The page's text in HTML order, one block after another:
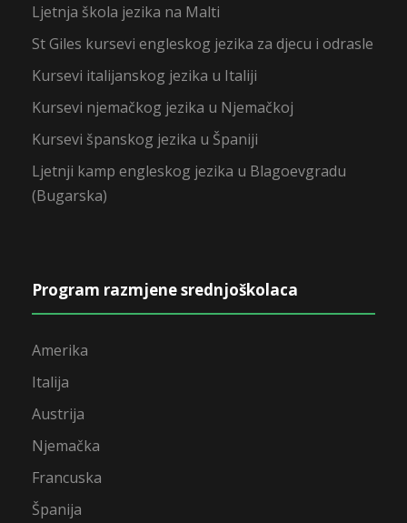
Ljetnja škola jezika na Malti
St Giles kursevi engleskog jezika za djecu i odrasle
Kursevi italijanskog jezika u Italiji
Kursevi njemačkog jezika u Njemačkoj
Kursevi španskog jezika u Španiji
Ljetnji kamp engleskog jezika u Blagoevgradu
(Bugarska)
Program razmjene srednjoškolaca
Amerika
Italija
Austrija
Njemačka
Francuska
Španija